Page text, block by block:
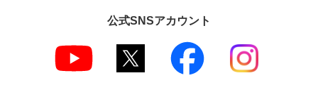
公式SNSアカウント